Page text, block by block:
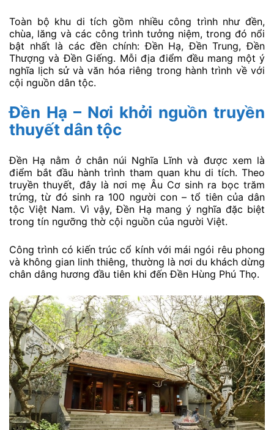
Toàn bộ khu di tích gồm nhiều công trình như đền,
chùa, lăng và các công trình tưởng niệm, trong đó nổi
bật nhất là các đền chính: Đền Hạ, Đền Trung, Đền
Thượng và Đền Giếng. Mỗi địa điểm đều mang một ý
nghĩa lịch sử và văn hóa riêng trong hành trình về với
cội nguồn dân tộc.
Đền Hạ – Nơi khởi nguồn truyền
thuyết dân tộc
Đền Hạ nằm ở chân núi Nghĩa Lĩnh và được xem là
điểm bắt đầu hành trình tham quan khu di tích. Theo
truyền thuyết, đây là nơi mẹ Âu Cơ sinh ra bọc trăm
trứng, từ đó sinh ra 100 người con – tổ tiên của dân
tộc Việt Nam. Vì vậy, Đền Hạ mang ý nghĩa đặc biệt
trong tín ngưỡng thờ cội nguồn của người Việt.
Công trình có kiến trúc cổ kính với mái ngói rêu phong
và không gian linh thiêng, thường là nơi du khách dừng
chân dâng hương đầu tiên khi đến Đền Hùng Phú Thọ.